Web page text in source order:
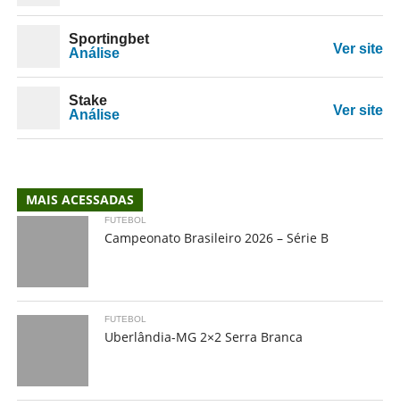
Sportingbet
Análise
Ver site
Stake
Análise
Ver site
MAIS ACESSADAS
FUTEBOL
Campeonato Brasileiro 2026 – Série B
FUTEBOL
Uberlândia-MG 2×2 Serra Branca